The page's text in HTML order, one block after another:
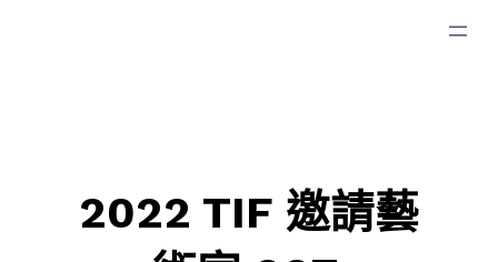
2022 TIF 邀請藝